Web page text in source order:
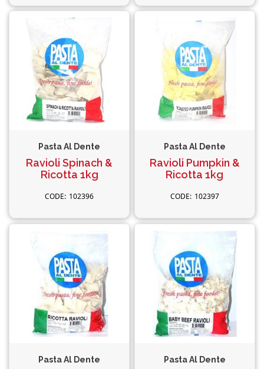
Pasta Al Dente
Ravioli Spinach &
Ricotta 1kg
102396
Pasta Al Dente
Ravioli Pumpkin &
Ricotta 1kg
102397
Pasta Al Dente Pasta Al Dente